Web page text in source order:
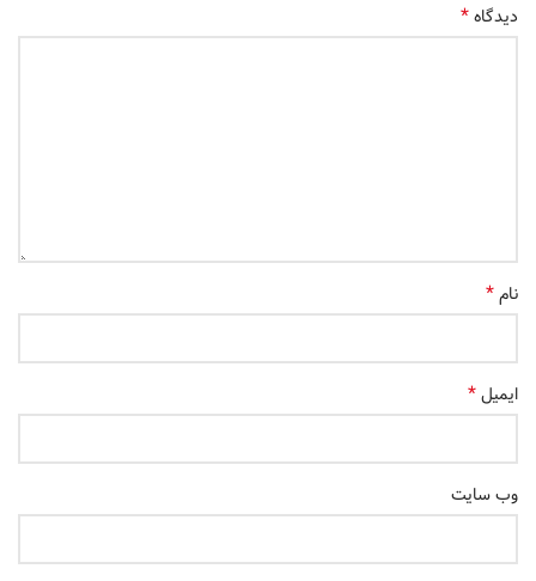
دیدگاه*
نام*
ایمیل*
وب‌ سایت